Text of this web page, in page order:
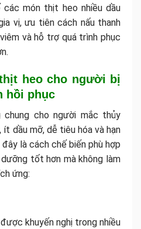
các món thịt heo nhiều dầu
vị, ưu tiên cách nấu thanh
và hỗ trợ quá trình phục
heo cho người bị
hồi phục
chung cho người mắc thủy
dầu mỡ, dễ tiêu hóa và hạn
là cách chế biến phù hợp
tốt hơn mà không làm
ứng:
khuyến nghị trong nhiều